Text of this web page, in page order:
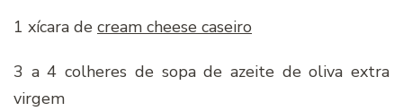
1 xícara de cream cheese caseiro
3 a 4 colheres de sopa de azeite de oliva extra
virgem